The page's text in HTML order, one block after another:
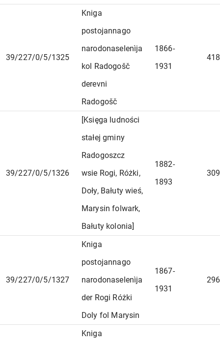
39/227/0/5/1325
Kniga
postojannago
narodonaselenìja
kol Radogošč
derevni
Radogošč
1866-
1931
418
39/227/0/5/1326
[Księga ludności
stałej gminy
Radogoszcz
wsie Rogi, Różki,
Doły, Bałuty wieś,
Marysin folwark,
Bałuty kolonia]
1882-
1893
309
39/227/0/5/1327
Kniga
postojannago
narodonaselenìja
der Rogi Różki
Doly fol Marysin
1867-
1931
296
Kniga